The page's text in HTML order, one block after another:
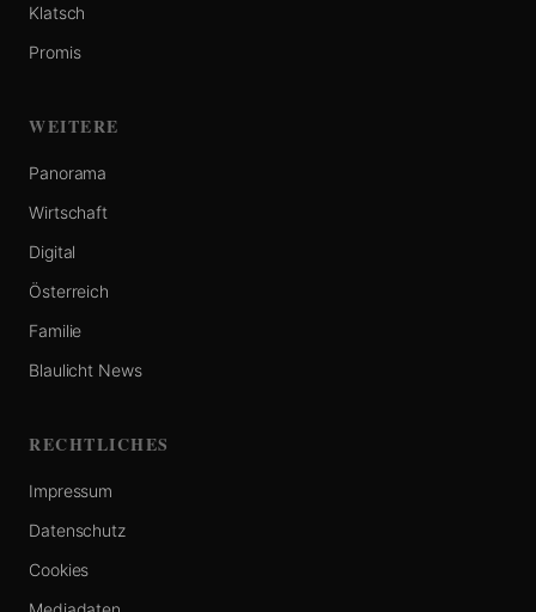
Klatsch
Promis
WEITERE
Panorama
Wirtschaft
Digital
Österreich
Familie
Blaulicht News
RECHTLICHES
Impressum
Datenschutz
Cookies